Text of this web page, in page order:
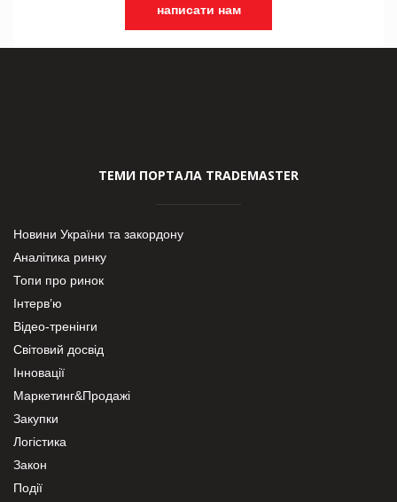
написати нам
ТЕМИ ПОРТАЛА TRADEMASTER
Новини України та закордону
Аналітика ринку
Топи про ринок
Інтерв’ю
Відео-тренінги
Світовий досвід
Інновації
Маркетинг&Продажі
Закупки
Логістика
Закон
Події